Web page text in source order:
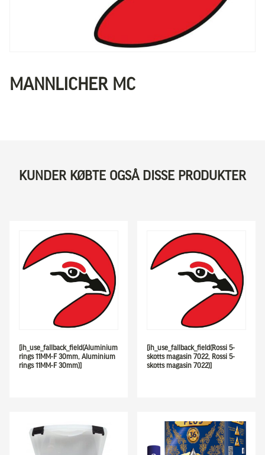
MANNLICHER MC
KUNDER KØBTE OGSÅ DISSE PRODUKTER
[ih_use_fallback_field(Aluminium
rings 11MM-F 30mm, Aluminium
rings 11MM-F 30mm)]
[ih_use_fallback_field(Rossi 5-
skotts magasin 7022, Rossi 5-
skotts magasin 7022)]